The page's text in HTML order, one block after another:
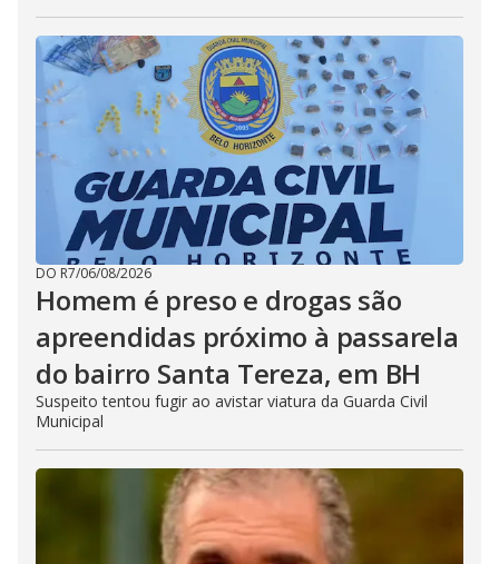
DO R7/06/08/2026
Homem é preso e drogas são
apreendidas próximo à passarela
do bairro Santa Tereza, em BH
Suspeito tentou fugir ao avistar viatura da Guarda Civil
Municipal